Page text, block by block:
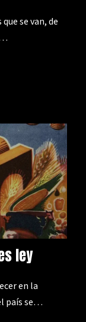
se van, de
ley
en la
país se…